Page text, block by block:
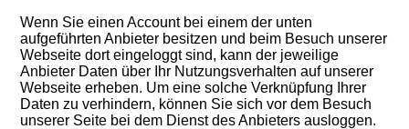
Wenn Sie einen Account bei einem der unten
aufgeführten Anbieter besitzen und beim Besuch unserer
Webseite dort eingeloggt sind, kann der jeweilige
Anbieter Daten über Ihr Nutzungsverhalten auf unserer
Webseite erheben. Um eine solche Verknüpfung Ihrer
Daten zu verhindern, können Sie sich vor dem Besuch
unserer Seite bei dem Dienst des Anbieters ausloggen.